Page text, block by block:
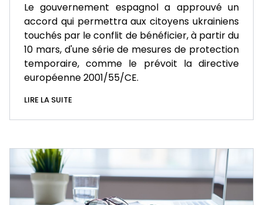
Le gouvernement espagnol a approuvé un
accord qui permettra aux citoyens ukrainiens
touchés par le conflit de bénéficier, à partir du
10 mars, d'une série de mesures de protection
temporaire, comme le prévoit la directive
européenne 2001/55/CE.
LIRE LA SUITE